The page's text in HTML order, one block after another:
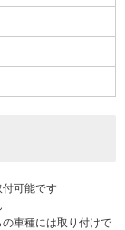
付可能です
車種には取り付けで